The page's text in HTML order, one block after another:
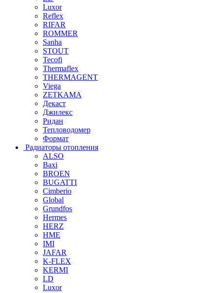
Luxor
Reflex
RIFAR
ROMMER
Sanha
STOUT
Tecofi
Thermaflex
THERMAGENT
Viega
ZETKAMA
Декаст
Джилекс
Ридан
Тепловодомер
Формат
Радиаторы отопления
ALSO
Baxi
BROEN
BUGATTI
Cimberio
Global
Grundfos
Hermes
HERZ
HME
IMI
JAFAR
K-FLEX
KERMI
LD
Luxor